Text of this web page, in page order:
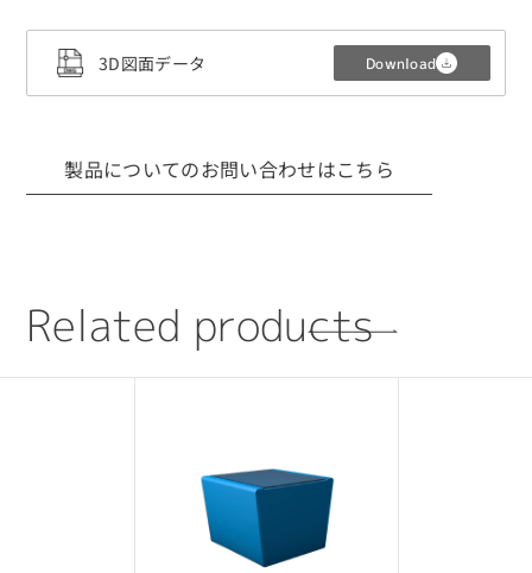
3D図面データ Download
製品についてのお問い合わせはこちら
Related products
3Dデータ（CADデータ）利用規約・注意
場合に限り使用可能です。
採用提案・レイアウト検討・設計確認用途での
利用を想定しています。